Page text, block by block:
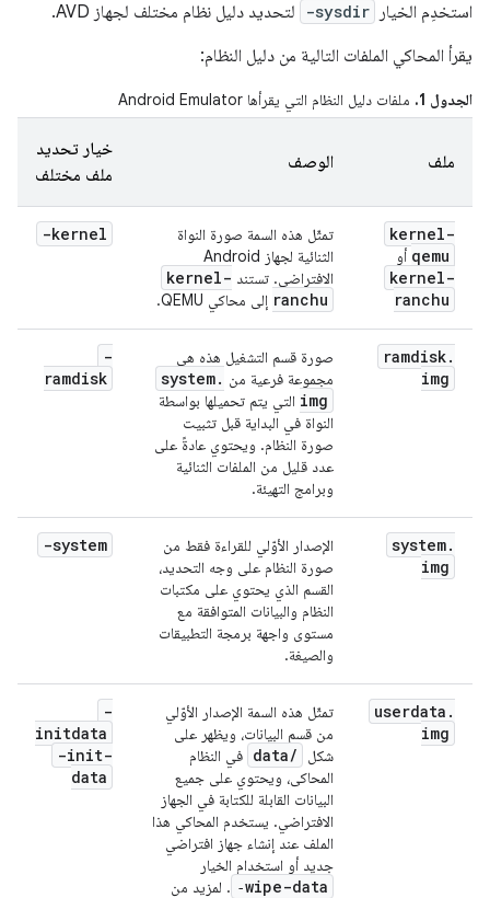
استخدِم الخيار
-sysdir
لتحديد دليل نظام مختلف لجهاز AVD.
يقرأ المحاكي الملفات التالية من دليل النظام:
الجدول 1. ملفات دليل النظام التي يقرأها Android Emulator
ملف الوصف
خيار تحديد
ملف مختلف
kernel-
qemu أو
kernel-
ranchu
تمثّل هذه السمة صورة النواة
الثنائية لجهاز Android
الافتراضي. تستند kernel-
ranchu إلى محاكي QEMU.
-kernel
ramdisk.
img
صورة قسم التشغيل هذه هي
مجموعة فرعية من
system.
img التي يتم تحميلها بواسطة
النواة في البداية قبل تثبيت
صورة النظام. ويحتوي عادةً على
عدد قليل من الملفات الثنائية
وبرامج التهيئة.
-
ramdisk
system.
img
الإصدار الأوّلي للقراءة فقط من
صورة النظام على وجه التحديد،
القسم الذي يحتوي على مكتبات
النظام والبيانات المتوافقة مع
مستوى واجهة برمجة التطبيقات
والصيغة.
-system
userdata .
img
تمثّل هذه السمة الإصدار الأوّلي
من قسم البيانات، ويظهر على
شكل
data/
في النظام
المحاكى، ويحتوي على جميع
البيانات القابلة للكتابة في الجهاز
الافتراضي. يستخدم المحاكي هذا
الملف عند إنشاء جهاز افتراضي
جديد أو استخدام الخيار
‑wipe-data . لمزيد من
-
initdata
-init-
data